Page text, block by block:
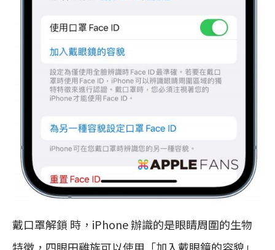
戴口罩解鎖 時，iPhone 辦識的是眼睛周圍的生物